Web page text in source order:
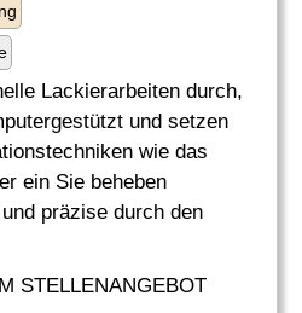
Lackierarbeiten durch,
und setzen
wie das
ein Sie beheben
präzise durch den
STELLENANGEBOT